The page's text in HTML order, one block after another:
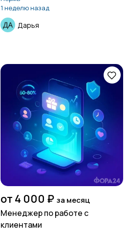
1 неделю назад
Дарья
от 4 000 ₽ за месяц
Менеджер по работе с
клиентами